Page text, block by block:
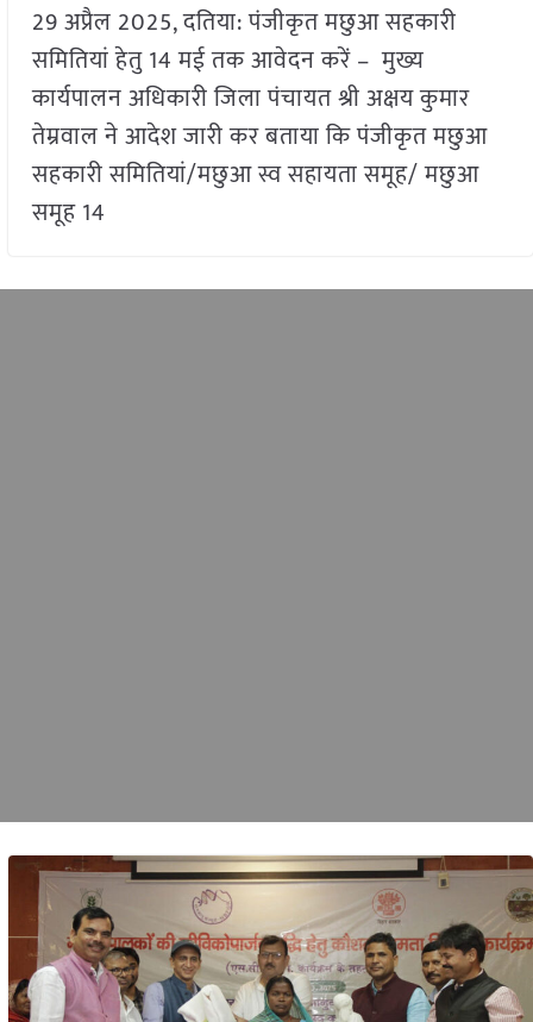
29 अप्रैल 2025, दतिया: पंजीकृत मछुआ सहकारी
समितियां हेतु 14 मई तक आवेदन करें – मुख्य
कार्यपालन अधिकारी जिला पंचायत श्री अक्षय कुमार
तेम्रवाल ने आदेश जारी कर बताया कि पंजीकृत मछुआ
सहकारी समितियां/मछुआ स्व सहायता समूह/ मछुआ
समूह 14